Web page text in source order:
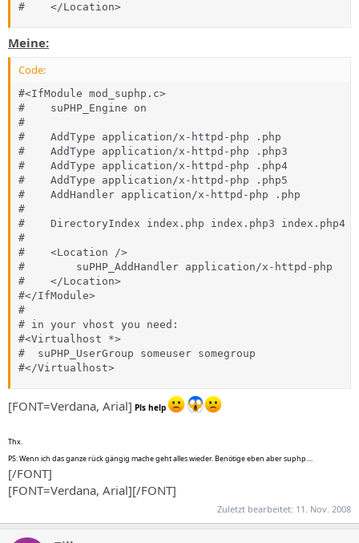
#    </Location>
Meine:
Code:
#<IfModule mod_suphp.c>
#    suPHP_Engine on
#
#    AddType application/x-httpd-php .php
#    AddType application/x-httpd-php .php3
#    AddType application/x-httpd-php .php4
#    AddType application/x-httpd-php .php5
#    AddHandler application/x-httpd-php .php
#
#    DirectoryIndex index.php index.php3 index.php4
#
#    <Location />
#        suPHP_AddHandler application/x-httpd-php
#    </Location>
#</IfModule>
#
# in your vhost you need:
#<Virtualhost *>
#  suPHP_UserGroup someuser somegroup
#</Virtualhost>
[FONT=Verdana, Arial] Pls help
Thx.
PS: Wenn ich das ganze rück gängig mache geht alles wieder. Benötige eben aber suphp....
[/FONT]
[FONT=Verdana, Arial][/FONT]
Zuletzt bearbeitet: 11. Nov. 2008